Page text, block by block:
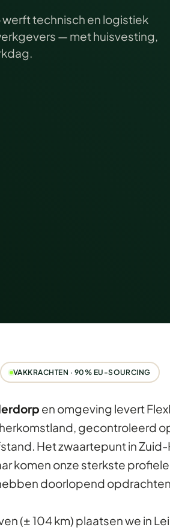
technisch en logistiek
— met huisvesting,
VAKKRACHTEN · 90% EU-SOURCING
en omgeving levert
gecontroleerd
Het zwaartepunt in
komen onze sterkste
doorlopend
(± 104 km) plaatsen we in